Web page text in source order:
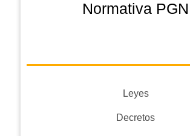
Normativa PGN
Leyes
Decretos